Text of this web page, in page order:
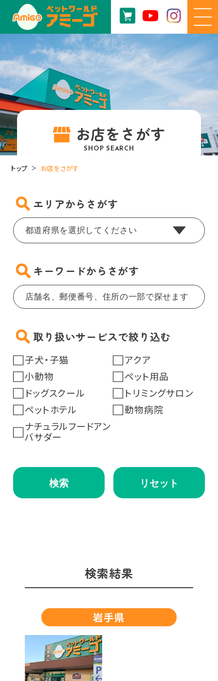
お店をさがす
SHOP SEARCH
トップ お店をさがす
エリアからさがす
キーワードからさがす
取り扱いサービスで絞り込む
子犬・子猫
アクア
小動物
ペット用品
ドッグスクール
トリミングサロン
ペットホテル
動物病院
ナチュラルフードアン
バサダー
検索 リセット
検索結果
岩手県